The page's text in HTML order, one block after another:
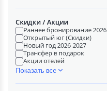
Скидки / Акции
Раннее бронирование 2026
Открытый юг (Скидки)
Новый год 2026-2027
Трансфер в подарок
Акции отелей
Показать все